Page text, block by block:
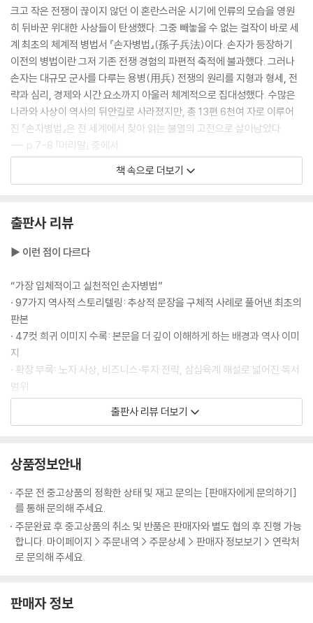
· 적의 의표를 찌르다 - 제나라 전단의 계책
흐름을 지배하는 자가 싸움을 지배한다
· 적임자를 골라 믿고 맡겨라 - 제갈량과 조조의 용인술
· 배경이 아닌 능력을 보라 - 세종대왕의 인재 등용
· 경영의 근본은 인재를 얻는 데 있다 - 당 태종의 믿음과 보답
· 사람의 일이 곧 모든 일을 좌우한다 - 측천무후의 군자만조(君子滿朝)
· 허물보다 본질에 집중하라 - 술주정꾼을 사령관에 임용한 링컨
제6편│허실虛實 허실을 꿰뚫어 주도권을 잡아라
· 상대가 원하는 대로 끌려다니지 마라 - 영락제의 몽골 원정
나를 감추어 적을 드러내라
· 속내를 감추고 결정타를 날려라 - 일곱 나라의 반란을 제압한 주아부
흐름을 읽고 허를 찔러라
· 실상을 감추고 허를 꿰뚫어라 - 원수의 손으로 자신의 이름을 빛낸 손빈
제7편│군쟁軍爭 주도권 경쟁의 기술
주도권 경쟁이 승패를 결정한다
· 때로는 돌아가는 길이 가장 빠르다 - 위나라 등애의 우회 전략
· 이로움의 이면에는 해로움이 있다 - 진시황의 만리장성 축조
· 이익으로 적을 움직여라 - 낙양의 두 군웅을 물리친 당 태종
나를 다스리고 적을 다루는 방법
· 힘을 비축해 피로한 적을 상대하라 - 풍이 장군의 외효 진압
원칙은 유지하되 유연하게 대응하라
크고 작은 전쟁이 끊이지 않던 이 혼란스러운 시기에 인류의 모습을 영원
히 뒤바꾼 위대한 사상들이 탄생했다. 그중 빼놓을 수 없는 걸작이 바로 세
계 최초의 체계적 병법서 『손자병법』(孫子兵法)이다. 손자가 등장하기
이전의 병법이란 그저 기존 전쟁 경험의 파편적 축적에 불과했다. 그러나
손자는 대규모 군사를 다루는 용병(用兵) 전쟁의 원리를 지형과 형세, 전
략과 심리, 경제와 시간 요소까지 아울러 체계적으로 집대성했다. 수많은
나라와 사상이 역사의 뒤안길로 사라졌지만, 총 13편 6천여 자로 이루어
진 『손자병법』은 전 세계에서 찾아 읽는 불멸의 고전으로 살아남았다.
--- p.7-8 「머리말」 중에서
『손자병법』의 핵심 사상은 “먼저 필승의 형세를 갖춘 뒤에야 싸움을 시작
전편에 걸쳐 일관적으로 승산 없는 전쟁을 시작해서는 안 되며, 반드시 유
리한 형세를 조성한 뒤에 작전을 실행해야 한다는 확고한 원칙을 제시한
--- p. 24「제1편│계」 중에서
전쟁이란 국가의 대사이다. 수많은 사람의 생사와 국가의 존망이 달린 일
이므로, 반드시 신중하게 살피지 않으면 안 된다. 이를 위해서는 다섯 가지
요소를 기준 삼아 적과 아군 양측의 여러 상황을 비교함으로써 승패를 파
악해야 한다. … 도(道)란 백성들로 하여금 윗사람과 한마음 한뜻이 되어
공생공사하고 두려워하거나 의심하지 않게 만드는 것이다. … 장수는 이
다섯 가지 요소를 모두 깊이 파악해야 한다. 오직 이를 파악한 자만이 전쟁
에서 승리를 획득할 수 있다.
--- p.25-26 「제1편│계」 중에서
불멸의 병법서, 『손자병법』이 첫 장에서 가장 먼저 강조한 일성(一聲)은
넣는 일도 없다. 따라서 전쟁을 함부로 일으켜서는 안 되며, 불가피한 경우
에도 신중하고 또 신중히 임해야 한다. … 전쟁은 이처럼 국민의 생사를 뒤
흔들고 국가의 존속과 멸망을 좌우하는 중대한 일이다. 그러므로 전쟁에
나서기 전에는 반드시 그 승패를 면밀히 따져보아야만 한다. 삶에서도 마
찬가지이다. 되도록 전쟁에 나서지 말되, 피치 못할 순간에는 싸움을 시작
--- p.28-29 「제1편│계」 중에서
책 속으로 더보기
출판사 리뷰
▶ 이런 점이 다르다
“가장 입체적이고 실천적인 손자병법”
· 97가지 역사적 스토리텔링: 추상적 문장을 구체적 사례로 풀어낸 최초의
판본
· 47컷 희귀 이미지 수록: 본문을 더 깊이 이해하게 하는 배경과 역사 이미
지
· 확장 부록: 노자 사상, 비즈니스·투자 전략, 삼십육계 해설로 넓어진 독서
범위
· 충실한 주석과 원문 병기: 초심자·전문가 모두 만족할 수 있는 엄밀성과
매번 이기는 것보다 중요한 것은
무너져도 다시 일어설 수 있게 하는 인생의 기반
우리는 모두 인생의 전쟁터 한가운데 서 있다. 시험에서 떨어지고, 면접에
서 좌절하고, 믿었던 관계가 깨지고, 투자에서 손실을 보며 삶의 기반이 흔
들린다. 그 순간 인간은 절실히 깨닫는다. 한 번의 승리가 모든 것을 보장하
을 꿰뚫는다. 백 번 싸워도 위태롭지 않은 자리에 선 자만이 흔들리지 않는
출판사 리뷰 더보기
상품정보안내
주문 전 중고상품의 정확한 상태 및 재고 문의는 [판매자에게 문의하기]
를 통해 문의해 주세요.
주문완료 후 중고상품의 취소 및 반품은 판매자와 별도 협의 후 진행 가능
합니다. 마이페이지 > 주문내역 > 주문상세 > 판매자 정보보기 > 연락처
로 문의해 주세요.
판매자 정보